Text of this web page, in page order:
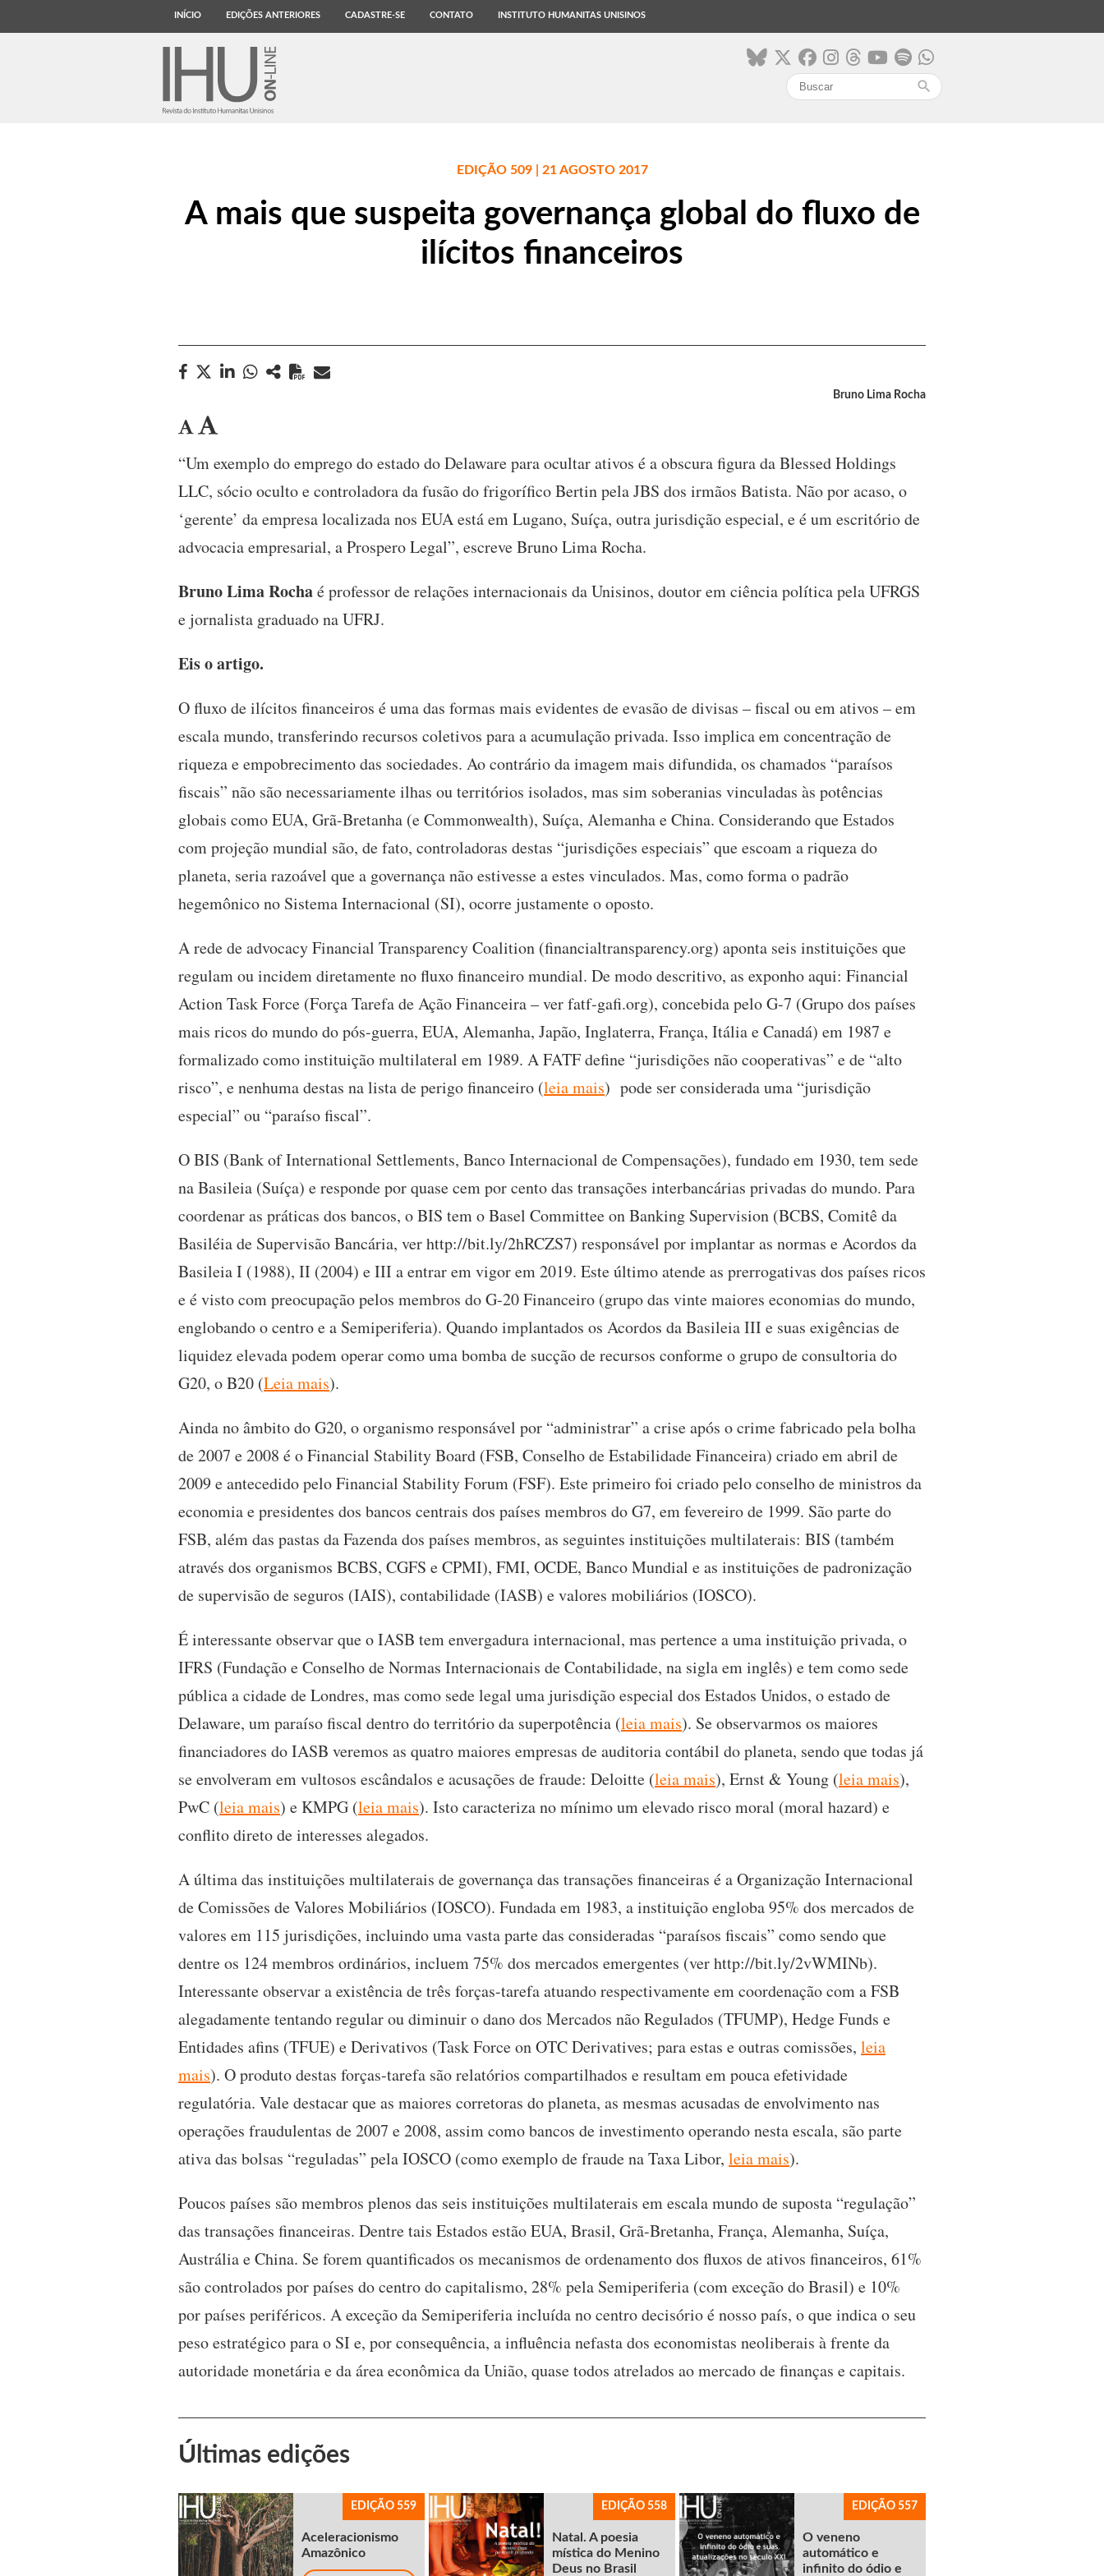
INÍCIO EDIÇÕES ANTERIORES CADASTRE-SE CONTATO INSTITUTO HUMANITAS UNISINOS
search
EDIÇÃO 509 | 21 AGOSTO 2017
A mais que suspeita governança global do fluxo de
ilícitos financeiros
Bruno Lima Rocha
“Um exemplo do emprego do estado do Delaware para ocultar ativos é a obscura figura da Blessed Holdings
LLC, sócio oculto e controladora da fusão do frigorífico Bertin pela JBS dos irmãos Batista. Não por acaso, o
‘gerente’ da empresa localizada nos EUA está em Lugano, Suíça, outra jurisdição especial, e é um escritório de
advocacia empresarial, a Prospero Legal”, escreve Bruno Lima Rocha.
Bruno Lima Rochaé professor de relações internacionais da Unisinos, doutor em ciência política pela UFRGS
e jornalista graduado na UFRJ.
Eis o artigo.
O fluxo de ilícitos financeiros é uma das formas mais evidentes de evasão de divisas – fiscal ou em ativos – em
escala mundo, transferindo recursos coletivos para a acumulação privada. Isso implica em concentração de
riqueza e empobrecimento das sociedades. Ao contrário da imagem mais difundida, os chamados “paraísos
fiscais” não são necessariamente ilhas ou territórios isolados, mas sim soberanias vinculadas às potências
globais como EUA, Grã-Bretanha (e Commonwealth), Suíça, Alemanha e China. Considerando que Estados
com projeção mundial são, de fato, controladoras destas “jurisdições especiais” que escoam a riqueza do
planeta, seria razoável que a governança não estivesse a estes vinculados. Mas, como forma o padrão
hegemônico no Sistema Internacional (SI), ocorre justamente o oposto.
A rede de advocacy Financial Transparency Coalition (financialtransparency.org) aponta seis instituições que
regulam ou incidem diretamente no fluxo financeiro mundial. De modo descritivo, as exponho aqui: Financial
Action Task Force (Força Tarefa de Ação Financeira – ver fatf-gafi.org), concebida pelo G-7 (Grupo dos países
mais ricos do mundo do pós-guerra, EUA, Alemanha, Japão, Inglaterra, França, Itália e Canadá) em 1987 e
formalizado como instituição multilateral em 1989. A FATF define “jurisdições não cooperativas” e de “alto
risco”, e nenhuma destas na lista de perigo financeiro (leia mais) pode ser considerada uma “jurisdição
especial” ou “paraíso fiscal”.
O BIS (Bank of International Settlements, Banco Internacional de Compensações), fundado em 1930, tem sede
na Basileia (Suíça) e responde por quase cem por cento das transações interbancárias privadas do mundo. Para
coordenar as práticas dos bancos, o BIS tem o Basel Committee on Banking Supervision (BCBS, Comitê da
Basiléia de Supervisão Bancária, ver http://bit.ly/2hRCZS7) responsável por implantar as normas e Acordos da
Basileia I (1988), II (2004) e III a entrar em vigor em 2019. Este último atende as prerrogativas dos países ricos
e é visto com preocupação pelos membros do G-20 Financeiro (grupo das vinte maiores economias do mundo,
englobando o centro e a Semiperiferia). Quando implantados os Acordos da Basileia III e suas exigências de
liquidez elevada podem operar como uma bomba de sucção de recursos conforme o grupo de consultoria do
G20, o B20 (Leia mais).
Ainda no âmbito do G20, o organismo responsável por “administrar” a crise após o crime fabricado pela bolha
de 2007 e 2008 é o Financial Stability Board (FSB, Conselho de Estabilidade Financeira) criado em abril de
2009 e antecedido pelo Financial Stability Forum (FSF). Este primeiro foi criado pelo conselho de ministros da
economia e presidentes dos bancos centrais dos países membros do G7, em fevereiro de 1999. São parte do
FSB, além das pastas da Fazenda dos países membros, as seguintes instituições multilaterais: BIS (também
através dos organismos BCBS, CGFS e CPMI), FMI, OCDE, Banco Mundial e as instituições de padronização
de supervisão de seguros (IAIS), contabilidade (IASB) e valores mobiliários (IOSCO).
É interessante observar que o IASB tem envergadura internacional, mas pertence a uma instituição privada, o
IFRS (Fundação e Conselho de Normas Internacionais de Contabilidade, na sigla em inglês) e tem como sede
pública a cidade de Londres, mas como sede legal uma jurisdição especial dos Estados Unidos, o estado de
Delaware, um paraíso fiscal dentro do território da superpotência (leia mais). Se observarmos os maiores
financiadores do IASB veremos as quatro maiores empresas de auditoria contábil do planeta, sendo que todas já
se envolveram em vultosos escândalos e acusações de fraude: Deloitte (leia mais), Ernst & Young (leia mais),
PwC (leia mais) e KMPG (leia mais). Isto caracteriza no mínimo um elevado risco moral (moral hazard) e
conflito direto de interesses alegados.
A última das instituições multilaterais de governança das transações financeiras é a Organização Internacional
de Comissões de Valores Mobiliários (IOSCO). Fundada em 1983, a instituição engloba 95% dos mercados de
valores em 115 jurisdições, incluindo uma vasta parte das consideradas “paraísos fiscais” como sendo que
dentre os 124 membros ordinários, incluem 75% dos mercados emergentes (ver http://bit.ly/2vWMINb).
Interessante observar a existência de três forças-tarefa atuando respectivamente em coordenação com a FSB
alegadamente tentando regular ou diminuir o dano dos Mercados não Regulados (TFUMP), Hedge Funds e
Entidades afins (TFUE) e Derivativos (Task Force on OTC Derivatives; para estas e outras comissões, leia
mais). O produto destas forças-tarefa são relatórios compartilhados e resultam em pouca efetividade
regulatória. Vale destacar que as maiores corretoras do planeta, as mesmas acusadas de envolvimento nas
operações fraudulentas de 2007 e 2008, assim como bancos de investimento operando nesta escala, são parte
ativa das bolsas “reguladas” pela IOSCO (como exemplo de fraude na Taxa Libor, leia mais).
Poucos países são membros plenos das seis instituições multilaterais em escala mundo de suposta “regulação”
das transações financeiras. Dentre tais Estados estão EUA, Brasil, Grã-Bretanha, França, Alemanha, Suíça,
Austrália e China. Se forem quantificados os mecanismos de ordenamento dos fluxos de ativos financeiros, 61%
são controlados por países do centro do capitalismo, 28% pela Semiperiferia (com exceção do Brasil) e 10%
por países periféricos. A exceção da Semiperiferia incluída no centro decisório é nosso país, o que indica o seu
peso estratégico para o SI e, por consequência, a influência nefasta dos economistas neoliberais à frente da
autoridade monetária e da área econômica da União, quase todos atrelados ao mercado de finanças e capitais.
Últimas edições
EDIÇÃO 559
Aceleracionismo
Amazônico
EDIÇÃO 558
Natal. A poesia
mística do Menino
Deus no Brasil
EDIÇÃO 557
O veneno
automático e
infinito do ódio e